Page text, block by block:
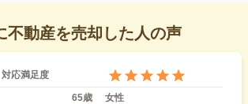
不動産を売却した人の声
対応満足度
65歳
女性